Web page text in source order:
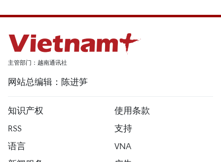
主管部门：越南通讯社
网站总编辑：陈进笋
知识产权
使用条款
RSS
支持
语言
VNA